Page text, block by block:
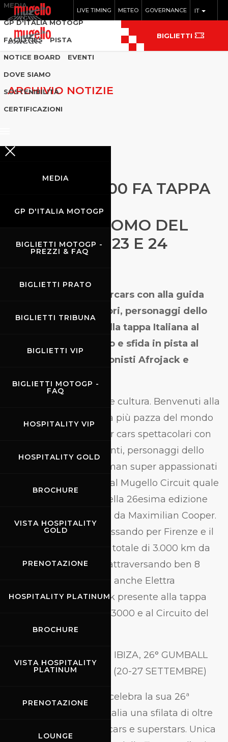
IT
LIVE TIMING METEO GOVERNANCE
MEDIA
GP D'ITALIA MOTOGP
FACILITIES PISTA
NOTICE BOARD EVENTI
DOVE SIAMO
SOSTENIBILITÀ
CERTIFICAZIONI
MEDIA
GP D'ITALIA MOTOGP
BIGLIETTI MOTOGP -
PREZZI & FAQ
BIGLIETTI PRATO
BIGLIETTI TRIBUNA
BIGLIETTI VIP
BIGLIETTI MOTOGP -
FAQ
HOSPITALITY VIP
HOSPITALITY GOLD
BROCHURE
VISTA HOSPITALITY
GOLD
PRENOTAZIONE
HOSPITALITY PLATINUM
BROCHURE
VISTA HOSPITALITY
PLATINUM
PRENOTAZIONE
LOUNGE
BIGLIETTI
ARCHIVIO NOTIZIE
GUMBALL3000 FA TAPPA
A FIRENZE E
ALL’AUTODROMO DEL
MUGELLO IL 23 E 24
O
ltre 100 supercars con alla guida
cantanti, attori, personaggi dello
spettacolo. Arrivo della tappa Italiana al
Piazzale Michelangelo e sfida in pista al
Mugello. Tra i protagonisti Afrojack e
Motori, musica, moda e cultura. Benvenuti alla
Gumball 3000, la corsa più pazza del mondo
con protagoniste super cars spettacolari con
alla guida attori, cantanti, personaggi dello
spettacolo o businessman super appassionati
farà tappa a Firenze e al Mugello Circuit quale
unica tappa italiana della 26esima edizione
del celebre rally ideata da Maximilian Cooper.
Da Istambul a Ibiza passando per Firenze e il
Mugello Circuit per un totale di 3.000 km da
percorrersi in 6 giorni attraversando ben 8
paesi. Tra le celebrities anche Elettra
Lamborghini e Afrojack presente alla tappa
fiorentina del Gumball3000 e al Circuito del
Mugello
ISTANBUL - IBIZA, 26° GUMBALL
3000 RALLY ANNUALE (20-27 SETTEMBRE)
Il Gumball 3000 Rally celebra la sua 26ª
edizione portando in Italia una sfilata di oltre
100 spettacolari supercars e superstars. Unica